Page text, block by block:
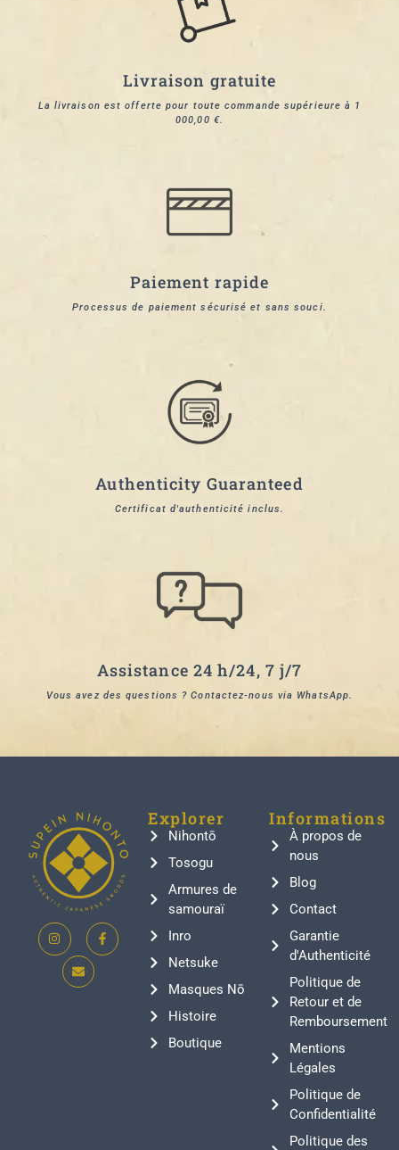
Livraison gratuite
La livraison est offerte pour toute commande supérieure à 1
000,00 €.
Paiement rapide
Processus de paiement sécurisé et sans souci.
Authenticity Guaranteed
Certificat d'authenticité inclus.
Assistance 24 h/24, 7 j/7
Vous avez des questions ? Contactez-nous via WhatsApp.
Explorer
Nihontō
Tosogu
Armures de
samouraï
Inro
Netsuke
Masques Nō
Histoire
Boutique
Informations
À propos de
nous
Blog
Contact
Garantie
d'Authenticité
Politique de
Retour et de
Remboursement
Mentions
Légales
Politique de
Confidentialité
Politique des